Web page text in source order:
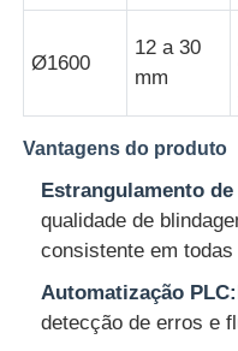
Máquina de torcer
máquina de rebobinar
transporte fora da
Ø1600
12 a 30
mm
Vantagens do produto
Estrangulamento
qualidade de
consistente em
Automatização PLC:
detecção de erros e